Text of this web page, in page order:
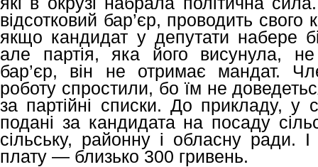
відсотковий бар’єр, проводить
якщо кандидат у депутати набере
але партія, яка його висунула, не
бар’єр, він не отримає мандат.
роботу спростили, бо їм не
за партійні списки. До прикладу, у
подані за кандидата на посаду
сільську, районну і обласну ради.
плату — близько 300 гривень.